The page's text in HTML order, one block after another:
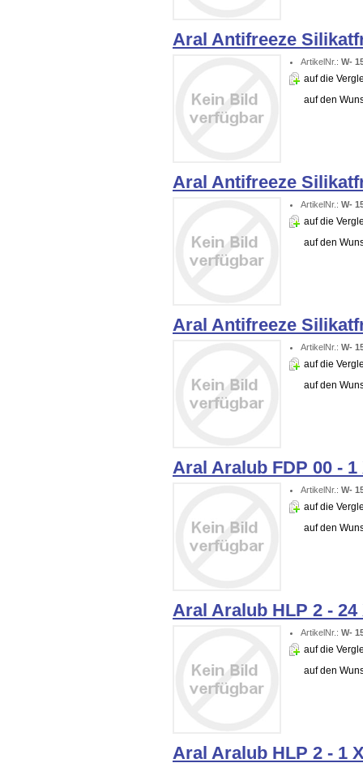
Aral Antifreeze
ArtikelNr.:W-
auf die
auf den
Aral Antifreeze
ArtikelNr.:W-
auf die
auf den
Aral Antifreeze
ArtikelNr.:W-
auf die
auf den
Aral Aralub FDP 00 - 1
ArtikelNr.:W-
auf die
auf den
Aral Aralub HLP 2 - 24
ArtikelNr.:W-
auf die
auf den
Aral Aralub HLP 2 - 1